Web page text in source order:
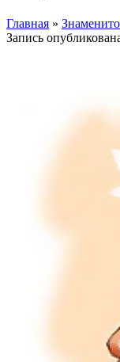
Главная »
Запись